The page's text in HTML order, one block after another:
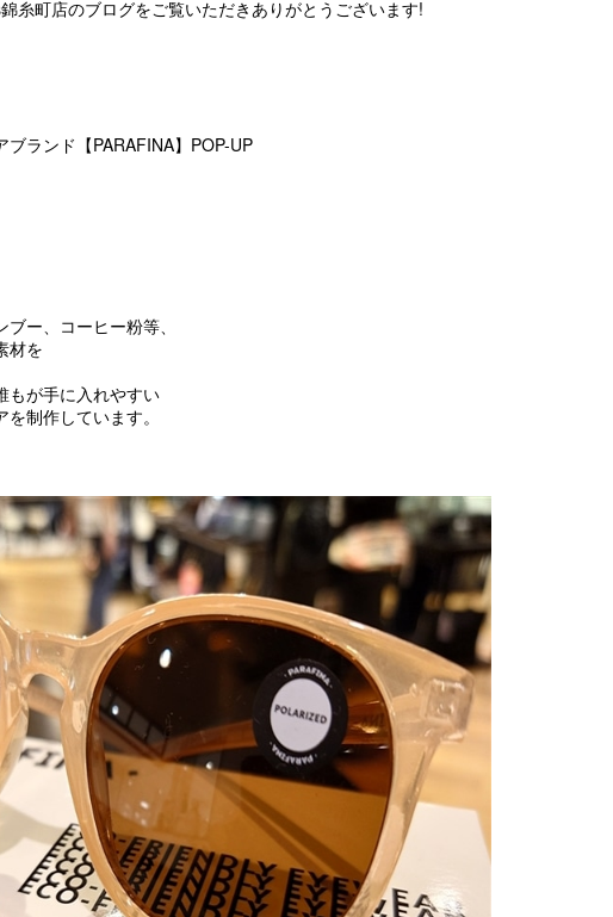
糸町店のブログをご覧いただきありがとうございます!
ランド【PARAFINA】POP-UP
ー、コーヒー粉等、
材を
もが手に入れやすい
制作しています。